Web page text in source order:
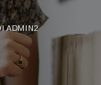
ADMIN2